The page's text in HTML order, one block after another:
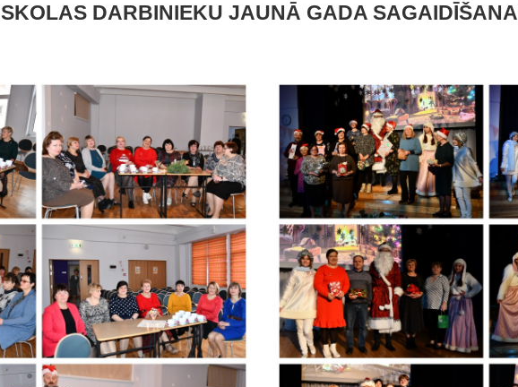
SKOLAS DARBINIEKU JAUNĀ GADA SAGAIDĪŠANA